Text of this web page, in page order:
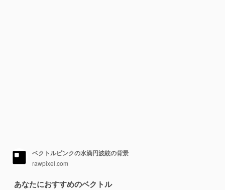
ベクトルピンクの水滴円波紋の背景
rawpixel.com
あなたにおすすめのベクトル